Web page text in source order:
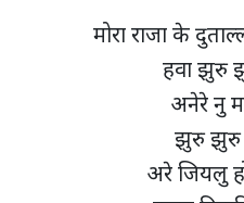
मोरा राजा के
हवा झुरु
अनेरे नु
झुरु झुरु
अरे जियलु